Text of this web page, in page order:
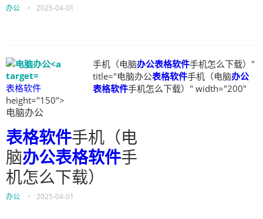
办公 • 2025-04-01
表格软件
手机（电脑办公表格软件手机怎么下载）"
title="电脑办公表格软件手机（电脑办公
表格软件手机怎么下载）" width="200"
height="150">
电脑办公
表格软件手机（电
脑办公表格软件手
机怎么下载）
办公 • 2025-04-01